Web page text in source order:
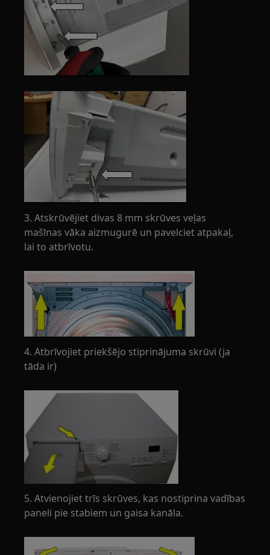
3. Atskrūvējiet divas 8 mm skrūves veļas
mašīnas vāka aizmugurē un pavelciet atpakaļ,
lai to atbrīvotu.
4. Atbrīvojiet priekšējo stiprinājuma skrūvi (ja
tāda ir)
5. Atvienojiet trīs skrūves, kas nostiprina vadības
paneli pie stabiem un gaisa kanāla.